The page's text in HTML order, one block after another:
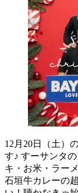
12月20日（土）
す♪ すーサンタ
キ・お米・ラー
石垣牛カレーの